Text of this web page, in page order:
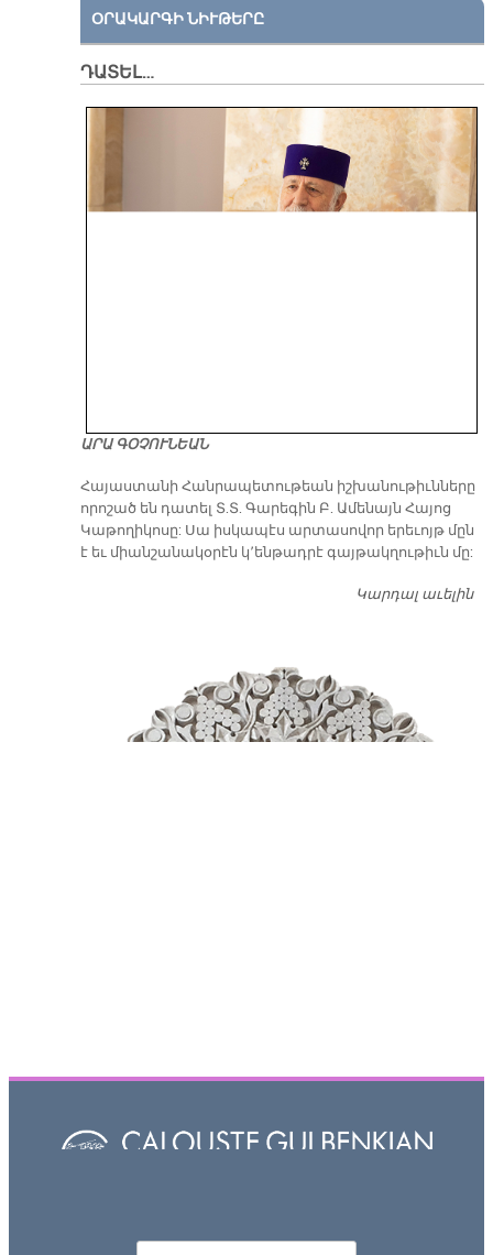
ՕՐԱԿԱՐԳԻ ՆԻՒԹԵՐԸ
ԴԱՏԵԼ…
ԱՐԱ ԳՕՉՈՒՆԵԱՆ
​Հայաստանի Հանրապետութեան իշխանութիւնները
որոշած են դատել Տ.Տ. Գարեգին Բ. Ամենայն Հայոց
Կաթողիկոսը: Սա իսկապէս արտասովոր երեւոյթ մըն
է եւ միանշանակօրէն կ՚ենթադրէ գայթակղութիւն մը:
Կարդալ աւելին